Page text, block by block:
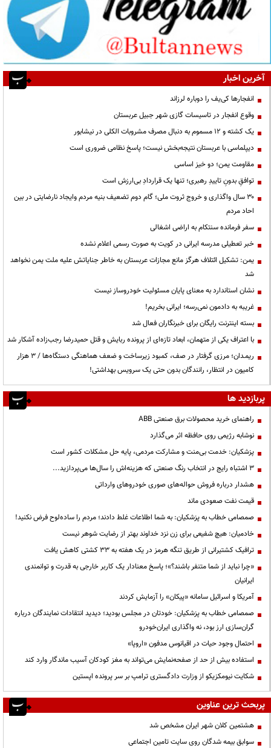
آخرین اخبار
انفجارها کی‌یف را دوباره لرزاند
وقوع انفجار در تاسیسات گازی شهر جبیل عربستان
یک کشته و ۱۲ مسموم به دنبال مصرف مشروبات الکلی در نیشابور
دیپلماسی با عربستان نتیجه‌بخش نیست؛ پاسخ نظامی ضروری است
مقاومت یمن؛ دو خیز اساسی
توافقِ بدونِ تاییدِ رهبری؛ تنها یک قراردادِ بی‌ارزش است
۳۰ سال واگذاری و خروج ثروت ملی؛ گام دوم تضعیف بنیه مردم وایجاد نارضایتی در بین
احاد مردم
سفر فرمانده سنتکام به اراضی اشغالی
خبر تعطیلی مدرسه ایرانی در کویت به صورت رسمی اعلام نشده
یمن: تشکیل ائتلاف هرگز مانع مجازات عربستان به خاطر جنایاتش علیه ملت یمن نخواهد
شد
نشان استاندارد به معنای پایان مسئولیت خودروساز نیست
غریبه به دادمون نمی‌رسه؛ ایرانی بخریم!
بسته اینترنت رایگان برای خبرنگاران فعال شد
با اعتراف یکی از متهمان، ابعاد تازه‌ای از پرونده ربایش و قتل حمیدرضا رجب‌زاده آشکار شد
ریمـدان؛ مرزی گرفتار در صف، کمبود زیرساخت و ضعف هماهنگی دستگاه‌ها / ۳ هزار
کامیون در انتظار، رانندگان بدون حتی یک سرویس بهداشتی!
پربازدید ها
راهنمای خرید محصولات برق صنعتی ABB
نوشابه رژیمی روی حافظه اثر می‌گذارد
پزشکیان: خدمت بی‌منت و مشارکت مردمی، پایه حل مشکلات کشور است
3 اشتباه رایج در انتخاب رنگ صنعتی که هزینه‌اش را سال‌ها می‌پردازید...
هشدار درباره فروش حواله‌های صوری خودروهای وارداتی
قیمت نفت صعودی ماند
صمصامی خطاب به پزشکیان: به شما اطلاعات غلط دادند؛ مردم را ساده‌لوح فرض نکنید!
خادمیان: هیچ شفیعی برای زن نزد خداوند بهتر از رضایت شوهر نیست
ترافیک کشتیرانی از طریق تنگه هرمز در یک هفته به ۳۳ کشتی کاهش یافت
«چرا نباید از شما متنفر باشند؟»؛ پاسخ معنادار یک کاربر خارجی به قدرت و توانمندی
ایرانیان
آمریکا و اسرائیل سامانه «پیکان» را آزمایش کردند
صمصامی خطاب به پزشکیان: خودتان در مجلس بودید؛ دیدید انتقادات نمایندگان درباره
گران‌سازی ارز بود، نه واگذاری ایران‌خودرو
احتمال وجود حیات در اقیانوس مدفون «اروپا»
استفاده بیش از حد از صفحه‌نمایش می‌تواند به مغز کودکان آسیب ماندگار وارد کند
شکایت نیومکزیکو از وزارت دادگستری ترامپ بر سر پرونده اپستین
پربحث ترین عناوین
هشتمین کلان شهر ایران مشخص شد
سوابق بیمه شدگان روی سایت تامین اجتماعی